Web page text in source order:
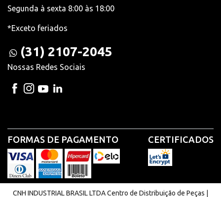
Segunda à sexta 8:00 às 18:00
*Exceto feriados
(31) 2107-2045
Nossas Redes Sociais
FORMAS DE PAGAMENTO CERTIFICADOS
CNH INDUSTRIAL BRASIL LTDA Centro de Distribuição de Peças |